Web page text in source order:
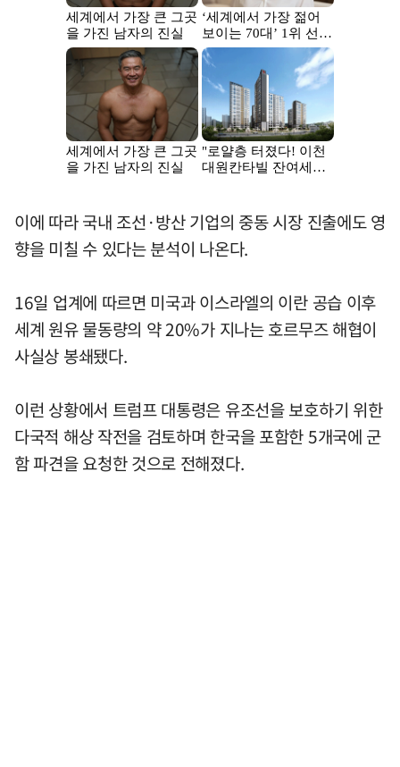
이에 따라 국내 조선·방산 기업의 중동 시장 진출에도 영
향을 미칠 수 있다는 분석이 나온다.
16일 업계에 따르면 미국과 이스라엘의 이란 공습 이후
세계 원유 물동량의 약 20%가 지나는 호르무즈 해협이
사실상 봉쇄됐다.
이런 상황에서 트럼프 대통령은 유조선을 보호하기 위한
다국적 해상 작전을 검토하며 한국을 포함한 5개국에 군
함 파견을 요청한 것으로 전해졌다.